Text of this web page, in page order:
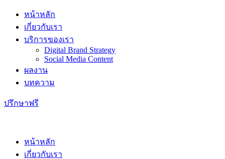
Skip
content
หน้าหลัก
เกี่ยวกับเรา
บริการของเรา
Digital Brand Strategy
Social Media Content
ผลงาน
บทความ
ปรึกษาฟรี
หน้าหลัก
เกี่ยวกับเรา